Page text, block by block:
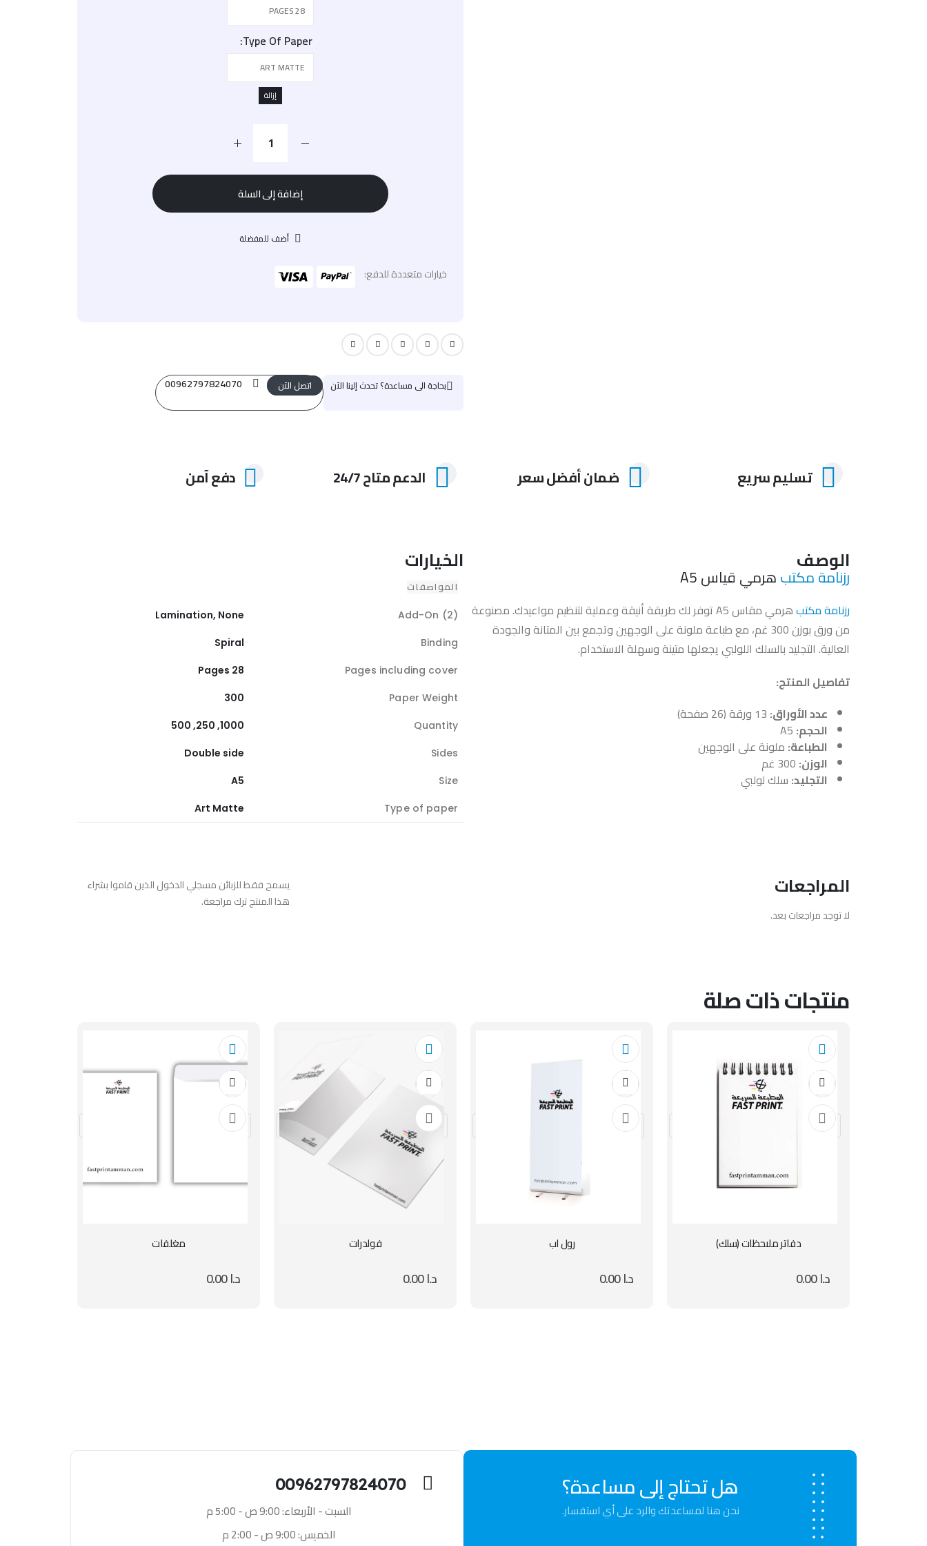
Type Of Paper
إزالة
إضافة إلى السلة
أضف للمفضلة
خيارات متعددة للدفع:
بحاجة الى مساعدة؟ تحدث إلينا الآن 00962797824070 اتصل الآن
تسليم سريع ضمان أفضل سعر الدعم متاح 24/7 دفع آمن
الوصف
رزنامة مكتبهرمي قياس A5
رزنامة مكتب
هرمي مقاس A5 توفر لك طريقة أنيقة وعملية لتنظيم مواعيدك. مصنوعة
من ورق بوزن 300 غم، مع طباعة ملونة على الوجهين وتجمع بين المتانة والجودة
العالية. التجليد بالسلك اللولبي يجعلها متينة وسهلة الاستخدام.
تفاصيل المنتج:
عدد الأوراق:
الحجم:
الطباعة: ملونة على الوجهين
الوزن:
التجليد: سلك لولبي
الخيارات
المواصفات
Add-On (2)
Lamination, None
Binding
Spiral
Pages including cover
28 Pages
Paper Weight
300
Quantity
1000, 250, 500
Sides
Double side
Size
A5
Type of paper
Art Matte
المراجعات
لا توجد مراجعات بعد.
يسمح فقط للزبائن مسجلي الدخول الذين قاموا بشراء
هذا المنتج ترك مراجعة.
منتجات ذات صلة
دفاتر ملاحظات (سلك)
د.ا0.00
رول اب
د.ا0.00
فولدرات
د.ا0.00
مغلفات
د.ا0.00
هل تحتاج إلى مساعدة؟
نحن هنا لمساعدتك والرد على أي استفسار.
00962797824070
السبت - الأربعاء: 9:00 ص - 5:00 م
الخميس: 9:00 ص - 2:00 م